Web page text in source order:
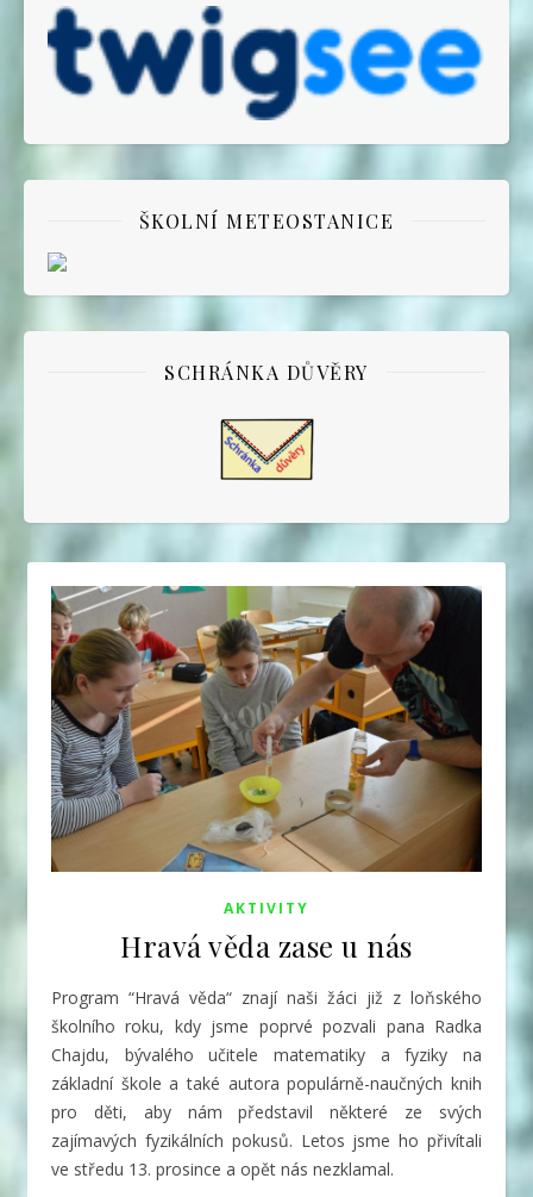
ŠKOLNÍ METEOSTANICE
SCHRÁNKA DŮVĚRY
AKTIVITY
Hravá věda zase u nás
Program “Hravá věda“ znají naši žáci již z loňského
školního roku, kdy jsme poprvé pozvali pana Radka
Chajdu, bývalého učitele matematiky a fyziky na
základní škole a také autora populárně-naučných knih
pro děti, aby nám představil některé ze svých
zajímavých fyzikálních pokusů. Letos jsme ho přivítali
ve středu 13. prosince a opět nás nezklamal.